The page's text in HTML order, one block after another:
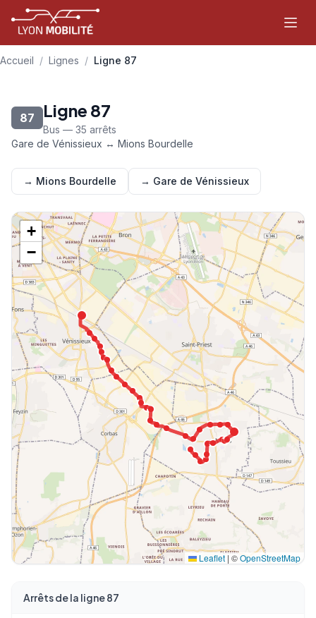
Aller au contenu principal
Accueil / Lignes / Ligne 87
87 Ligne 87
Bus — 35 arrêts
Gare de Vénissieux ↔ Mions Bourdelle
→ Mions Bourdelle → Gare de Vénissieux
Arrêts de la ligne 87
+
−
Leaflet | ©OpenStreetMap